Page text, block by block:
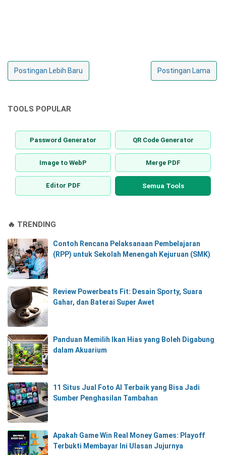
Postingan Lebih Baru Postingan Lama
TOOLS POPULAR
Password Generator QR Code Generator
Image to WebP Merge PDF
Editor PDF Semua Tools
🔥 TRENDING
Contoh Rencana Pelaksanaan Pembelajaran
(RPP) untuk Sekolah Menengah Kejuruan (SMK)
Review Powerbeats Fit: Desain Sporty, Suara
Gahar, dan Baterai Super Awet
Panduan Memilih Ikan Hias yang Boleh Digabung
dalam Akuarium
11 Situs Jual Foto AI Terbaik yang Bisa Jadi
Sumber Penghasilan Tambahan
Apakah Game Win Real Money Games: Playoff
Terbukti Membayar Ini Ulasan Jujurnya